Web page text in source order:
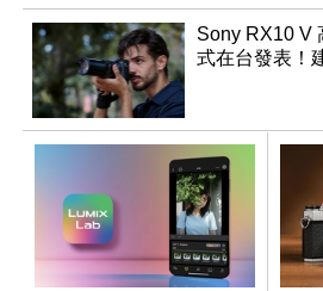
Sony RX10 V
式在台發表！